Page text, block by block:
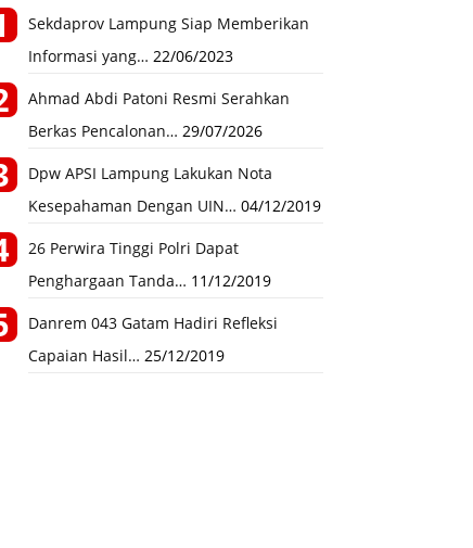
Sekdaprov Lampung Siap Memberikan
Informasi yang… 22/06/2023
Ahmad Abdi Patoni Resmi Serahkan
Berkas Pencalonan… 29/07/2026
Dpw APSI Lampung Lakukan Nota
Kesepahaman Dengan UIN… 04/12/2019
26 Perwira Tinggi Polri Dapat
Penghargaan Tanda… 11/12/2019
Danrem 043 Gatam Hadiri Refleksi
Capaian Hasil… 25/12/2019